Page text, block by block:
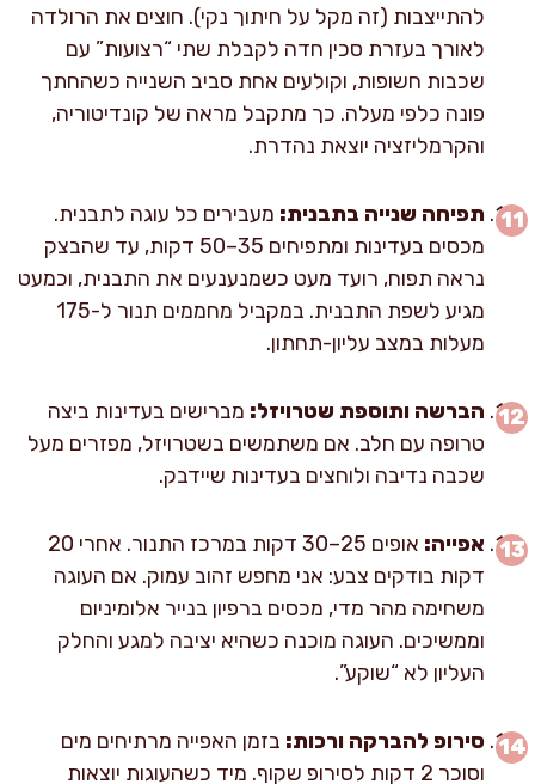
להתייצבות (זה מקל על חיתוך נקי). חוצים את הרולדה
לאורך בעזרת סכין חדה לקבלת שתי “רצועות” עם
שכבות חשופות, וקולעים אחת סביב השנייה כשהחתך
פונה כלפי מעלה. כך מתקבל מראה של קונדיטוריה,
והקרמליזציה יוצאת נהדרת.
תפיחה שנייה בתבנית: מעבירים כל עוגה לתבנית.
מכסים בעדינות ומתפיחים 35–50 דקות, עד שהבצק
נראה תפוח, רועד מעט כשמנענעים את התבנית, וכמעט
מגיע לשפת התבנית. במקביל מחממים תנור ל-175
מעלות במצב עליון-תחתון.
הברשה ותוספת שטרויזל: מברישים בעדינות ביצה
טרופה עם חלב. אם משתמשים בשטרויזל, מפזרים מעל
שכבה נדיבה ולוחצים בעדינות שיידבק.
אפייה:
אופים 25–30 דקות במרכז התנור. אחרי 20
דקות בודקים צבע: אני מחפש זהוב עמוק. אם העוגה
משחימה מהר מדי, מכסים ברפיון בנייר אלומיניום
וממשיכים. העוגה מוכנה כשהיא יציבה למגע והחלק
העליון לא “שוקע”.
סירופ להברקה ורכות: בזמן האפייה מרתיחים מים
וסוכר 2 דקות לסירופ שקוף. מיד כשהעוגות יוצאות